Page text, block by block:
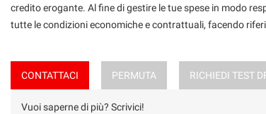
credito erogante. Al fine di gestire le tue spese in modo
tutte le condizioni economiche e contrattuali, facendo
CONTATTACI PERMUTA RICHIEDI TEST
Vuoi saperne di più? Scrivici!